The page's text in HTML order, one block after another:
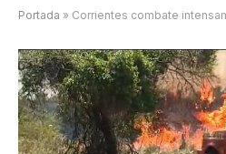
Portada » Corrientes combate intensamente dos